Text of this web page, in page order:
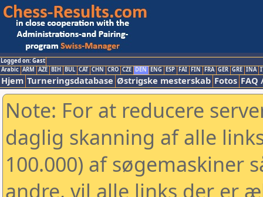
Logged on: Gast
Arabic ARM AZE BIH BUL CAT CHN CRO CZE DEN ENG ESP FAI FIN FRA GER GRE INA
Hjem Turneringsdatabase Østrigske mesterskab Fotos FAQ
Note: For at reducere
daglig skanning af alle
100.000) af søgemaskiner
andre, vil alle links der er